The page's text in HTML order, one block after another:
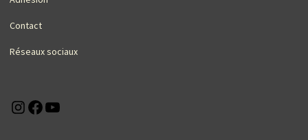
Contact
Réseaux sociaux
Instagram
Facebook